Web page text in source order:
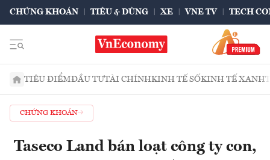
CHỨNG KHOÁN TIÊU & DÙNG XE VNE TV TECH
TIÊU ĐIỂMĐẦU TƯTÀI CHÍNHKINH TẾ SỐKINH TẾ XANH
CHỨNG KHOÁN
Taseco Land bán loạt công ty con,